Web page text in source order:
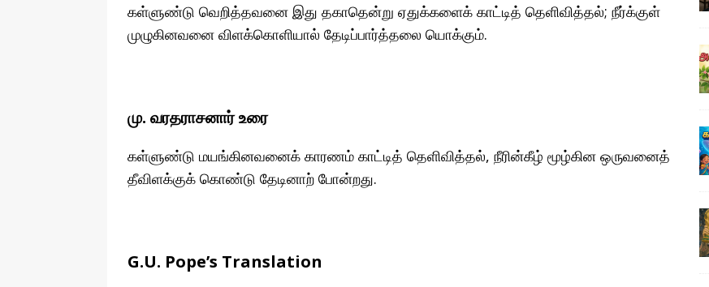
கள்ளுண்டு வெறித்தவனை இது தகாதென்று ஏதுக்களைக் காட்டித் தெளிவித்தல்; நீர்க்குள்
முழுகினவனை விளக்கொளியால் தேடிப்பார்த்தலை யொக்கும்.
மு. வரதராசனார் உரை
கள்ளுண்டு மயங்கினவனைக் காரணம் காட்டித் தெளிவித்தல், நீரின்கீழ் மூழ்கின ஒருவனைத்
தீவிளக்குக் கொண்டு தேடினாற் போன்றது.
G.U. Pope’s Translation